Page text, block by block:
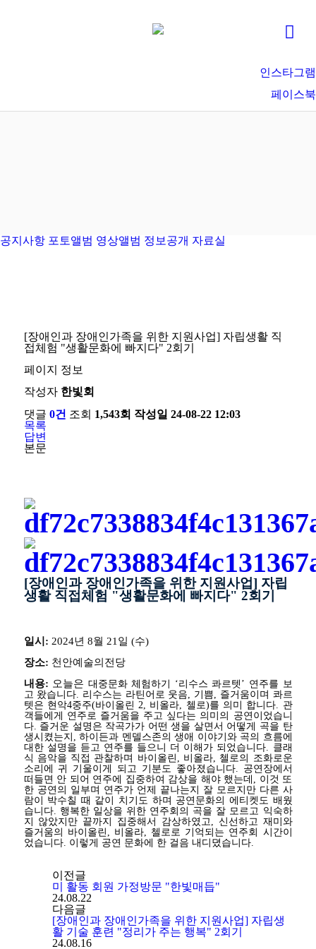
인스타그램
페이스북
공지사항 포토앨범 영상앨범 정보공개 자료실
[장애인과 장애인가족을 위한 지원사업] 자립생활 직
접체험 "생활문화에 빠지다" 2회기
페이지 정보
작성자 한빛회
댓글 0건 조회 1,543회 작성일 24-08-22 12:03
목록
답변
본문
[장애인과 장애인가족을 위한 지원사업] 자립
생활 직접체험 "생활문화에 빠지다" 2회기
일시: 2024년 8월 21일 (수)
장소: 천안예술의전당
내용: 오늘은 대중문화 체험하기 ‘리수스 콰르텟’ 연주를 보
고 왔습니다. 리수스는 라틴어로 웃음, 기쁨, 즐거움이며 콰르
텟은 현악4중주(바이올린 2, 비올라, 첼로)를 의미 합니다. 관
객들에게 연주로 즐거움을 주고 싶다는 의미의 공연이었습니
다. 즐거운 설명은 작곡가가 어떤 생을 살면서 어떻게 곡을 탄
생시켰는지, 하이든과 멘델스존의 생애 이야기와 곡의 흐름에
대한 설명을 듣고 연주를 들으니 더 이해가 되었습니다. 클래
식 음악을 직접 관찰하며 바이올린, 비올라, 첼로의 조화로운
소리에 귀 기울이게 되고 기분도 좋아졌습니다. 공연장에서
떠들면 안 되어 연주에 집중하여 감상을 해야 했는데, 이것 또
한 공연의 일부며 연주가 언제 끝나는지 잘 모르지만 다른 사
람이 박수칠 때 같이 치기도 하며 공연문화의 에티켓도 배웠
습니다. 행복한 일상을 위한 연주회의 곡을 잘 모르고 익숙하
지 않았지만 끝까지 집중해서 감상하였고, 신선하고 재미와
즐거움의 바이올린, 비올라, 첼로로 기억되는 연주회 시간이
었습니다. 이렇게 공연 문화에 한 걸음 내디뎠습니다.
이전글
미 활동 회원 가정방문 "한빛매듭"
24.08.22
다음글
[장애인과 장애인가족을 위한 지원사업] 자립생
활 기술 훈련 "정리가 주는 행복" 2회기
24.08.16